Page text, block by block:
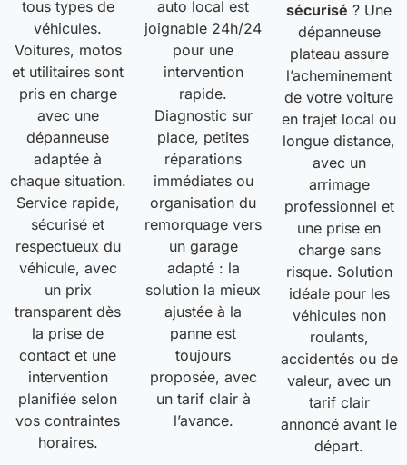
tous types de
véhicules.
Voitures, motos
et utilitaires sont
pris en charge
avec une
dépanneuse
adaptée à
chaque situation.
Service rapide,
sécurisé et
respectueux du
véhicule, avec
un prix
transparent dès
la prise de
contact et une
intervention
planifiée selon
vos contraintes
horaires.
auto local est
joignable 24h/24
pour une
intervention
rapide.
Diagnostic sur
place, petites
réparations
immédiates ou
organisation du
remorquage vers
un garage
adapté : la
solution la mieux
ajustée à la
panne est
toujours
proposée, avec
un tarif clair à
l’avance.
sécurisé ? Une
dépanneuse
plateau assure
l’acheminement
de votre voiture
en trajet local ou
longue distance,
avec un
arrimage
professionnel et
une prise en
charge sans
risque. Solution
idéale pour les
véhicules non
roulants,
accidentés ou de
valeur, avec un
tarif clair
annoncé avant le
départ.